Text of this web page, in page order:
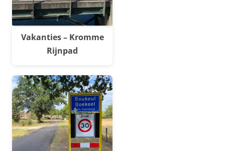
Vakanties – Kromme
Rijnpad